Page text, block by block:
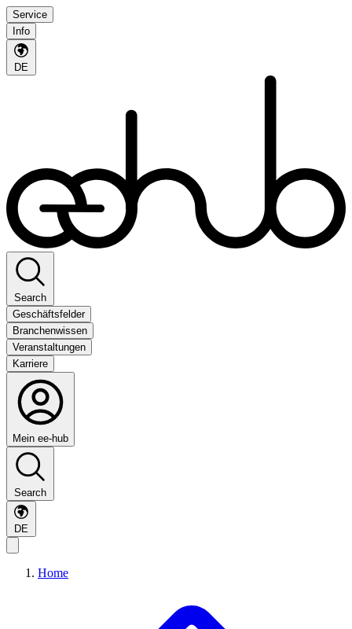
Service
Info
DE
Search
Geschäftsfelder
Branchenwissen
Veranstaltungen
Karriere
Mein ee-hub
Search
DE
Home